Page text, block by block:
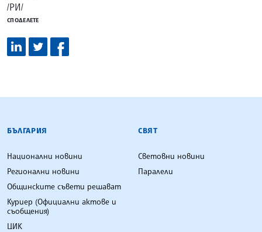
/РИ/
СПОДЕЛЕТЕ
БЪЛГАРСКА ТЕЛЕГРАФНА АГЕНЦИЯ
БЪЛГАРИЯ
Национални новини
Регионални новини
Общинските съвети решават
Куриер (Официални актове и
съобщения)
ЦИК
СВЯТ
Световни новини
Паралели